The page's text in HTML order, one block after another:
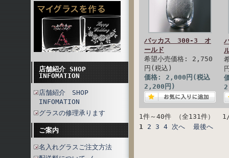
店舗紹介 SHOP
INFOMATION
店舗紹介 SHOP
INFOMATION
グラスの修理承ります
ご案内
名入れグラスご注文方法
バッカス 300-3 オ
ールド
希望小売価格: 2,750
円(税込)
価格: 2,000円(税込
2,200円)
1件～40件 （全131件）
1 2 3 4 次へ 最後へ